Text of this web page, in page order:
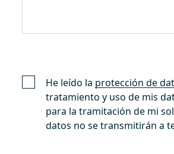
He leído la protección de
tratamiento y uso de mis
para la tramitación de mi
datos no se transmitirán a